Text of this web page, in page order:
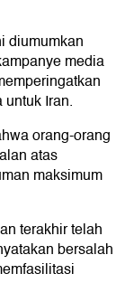
diumumkan
media
Iran.
orang-orang
atas
maksimum
terakhir telah
bersalah